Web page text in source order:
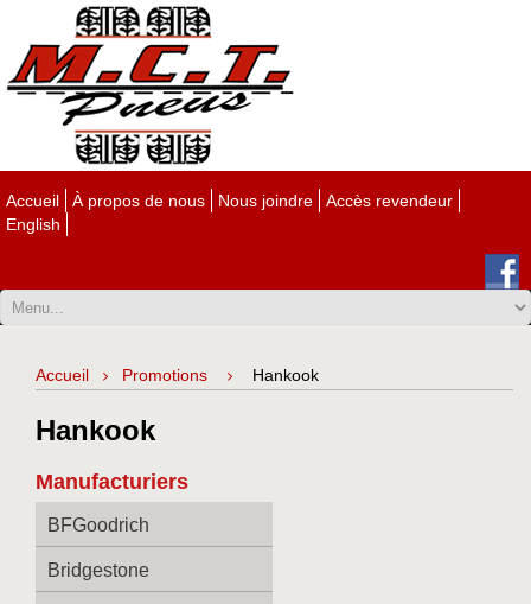
Accueil À propos de nous Nous joindre
Accès revendeur
English
Accueil Promotions Hankook
Hankook
Manufacturiers
BFGoodrich
Bridgestone